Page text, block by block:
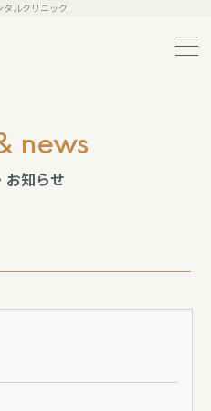
ルクリニック
news
お知らせ